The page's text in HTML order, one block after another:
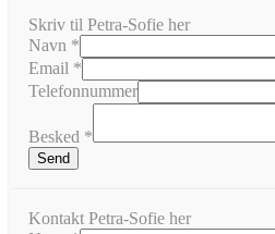
Skriv til Petra-Sofie her
Navn *
Email *
Telefonnummer
Besked *
Send
Kontakt Petra-Sofie her